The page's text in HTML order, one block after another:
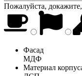
Пожалуйста,
Фасад
МДФ
Материал